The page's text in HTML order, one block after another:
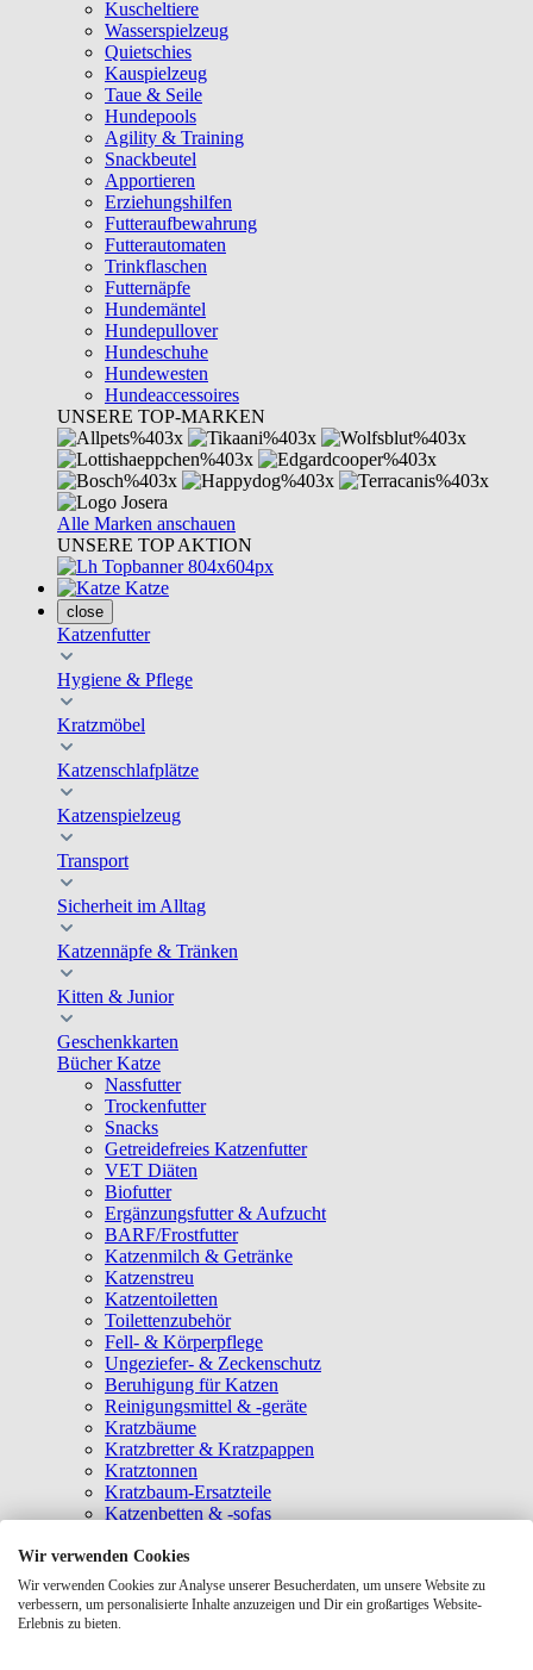
Kuscheltiere
Wasserspielzeug
Quietschies
Kauspielzeug
Taue & Seile
Hundepools
Agility & Training
Snackbeutel
Apportieren
Erziehungshilfen
Futteraufbewahrung
Futterautomaten
Trinkflaschen
Futternäpfe
Hundemäntel
Hundepullover
Hundeschuhe
Hundewesten
Hundeaccessoires
UNSERE TOP-MARKEN
Alle Marken anschauen
UNSERE TOP AKTION
Katze
close
Katzenfutter
Hygiene & Pflege
Kratzmöbel
Katzenschlafplätze
Katzenspielzeug
Transport
Sicherheit im Alltag
Katzennäpfe & Tränken
Kitten & Junior
Geschenkkarten
Bücher Katze
Nassfutter
Trockenfutter
Snacks
Getreidefreies Katzenfutter
VET Diäten
Biofutter
Ergänzungsfutter & Aufzucht
BARF/Frostfutter
Katzenmilch & Getränke
Katzenstreu
Katzentoiletten
Toilettenzubehör
Fell- & Körperpflege
Ungeziefer- & Zeckenschutz
Beruhigung für Katzen
Reinigungsmittel & -geräte
Kratzbäume
Kratzbretter & Kratzpappen
Kratztonnen
Kratzbaum-Ersatzteile
Katzenbetten & -sofas
Katzenhäuser
Hängematten & Fensterliegeplätze
Katzendecken & -matten
Baldrian- & Catnipspielzeug
Wir verwenden Cookies
Wir verwenden Cookies zur Analyse unserer Besucherdaten, um unsere Website zu
verbessern, um personalisierte Inhalte anzuzeigen und Dir ein großartiges Website-
Erlebnis zu bieten.